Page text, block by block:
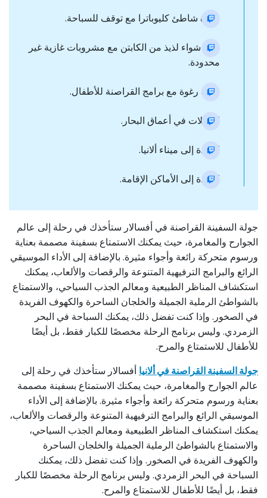
زيارة شاطئ كليوباترا مع توقف للسباحة.
غداء شواء لذيذ من الكابتن مع مشروبات غازية غير
محدودة.
حفلة رغوة مع برامج القراصنة للأطفال.
الرحلات في أعماق البحار.
العودة إلى ميناء ألانيا.
العودة إلى الأماكن الإقامة.
جولة السفينة القراصنة في أفسالار ستأخذك في رحلة إلى عالم
الجوارح والمغامرة، حيث يمكنك الاستمتاع بسفينة مصممة بعناية
ورسوم متحركة رائعة وأجواء مثيرة. بالإضافة إلى الأداء الموسيقي
الرائع والبرامج الترفيهية المتنوعة والرقصات والألعاب، يمكنك
استكشاف المناظر الطبيعية ومعالم الجذب السياحي، والاستمتاع
بالشواطئ الرملية الجميلة والخلجان الساحرة والكهوف الفريدة
في الصخور. وإذا كنت تفضل ذلك، يمكنك السباحة في البحر
الزمردي. وليس برنامج الرحلة مخصصًا للكبار فقط، بل أيضًا
للأطفال للاستمتاع والمرح.
جولة السفينة القراصنة في ألانيا أفسالار ستأخذك في رحلة إلى
عالم الجوارح والمغامرة، حيث يمكنك الاستمتاع بسفينة مصممة
بعناية ورسوم متحركة رائعة وأجواء مثيرة. بالإضافة إلى الأداء
الموسيقي الرائع والبرامج الترفيهية المتنوعة والرقصات والألعاب،
يمكنك استكشاف المناظر الطبيعية ومعالم الجذب السياحي،
والاستمتاع بالشواطئ الرملية الجميلة والخلجان الساحرة
والكهوف الفريدة في الصخور. وإذا كنت تفضل ذلك، يمكنك
السباحة في البحر الزمردي. وليس برنامج الرحلة مخصصًا للكبار
فقط، بل أيضًا للأطفال للاستمتاع والمرح.